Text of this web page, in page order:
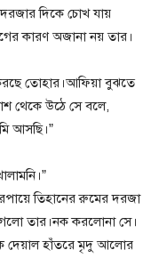
দিকে চোখ যায়
কারণ অজানা নয় তার।
তোহার।আফিয়া বুঝতে
থেকে উঠে সে বলে,
আসছি।”
তিহানের রুমের দরজা
তার।নক করলোনা সে।
দেয়াল হাঁতরে মৃদু আলোর